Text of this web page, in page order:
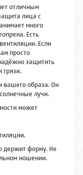
отличным
лица с
много
Есть
Если
просто
защитить
вашего образа. Он
лучи.
может
держит форму. Не
ношении.